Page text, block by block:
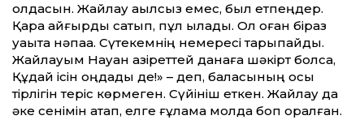
қолдасын. Жайлау ақылсыз емес, былқ етпеңдер.
Қара айғырды сатып, пұл қылады. Ол оған біраз
уақытқа нәпақа. Сүтекемнің немересі тарықпайды.
Жайлауым Науан қазіреттей данаға шәкірт болса,
Құдай ісін оңдады де!» – деп, баласының осы
тірлігін теріс көрмеген. Сүйініш еткен. Жайлау да
әке сенімін ақтап, елге ғұлама молда боп оралған.